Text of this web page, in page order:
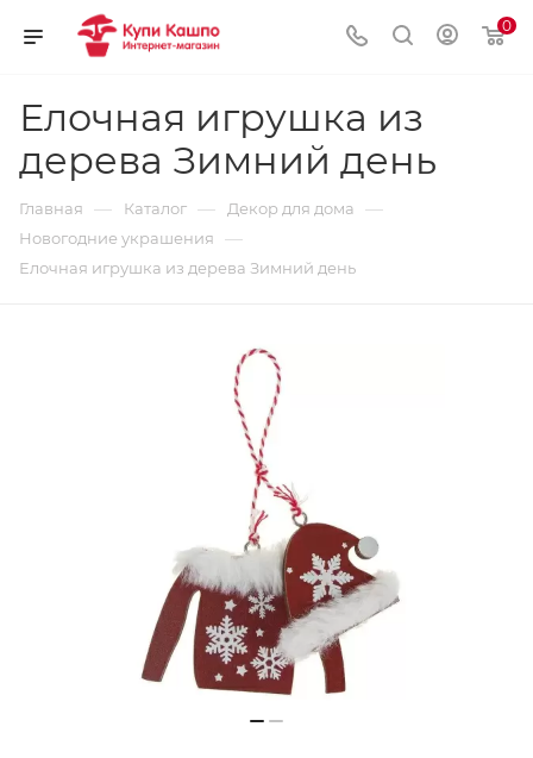
0
Елочная игрушка из
дерева Зимний день
Главная — Каталог — Декор для дома —
Новогодние украшения —
Елочная игрушка из дерева Зимний день